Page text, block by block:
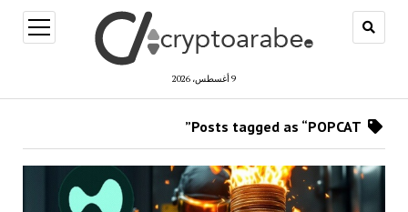
9 أغسطس، 2026
open
menu